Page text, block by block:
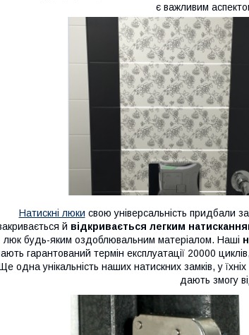
є важливим
Натискні люки свою універсальність придбали
й відкривається легким
люк будь-яким оздоблювальним матеріалом. Наші
гарантований термін експлуатації 20000
одна унікальність наших натискних замків, у
дають змогу